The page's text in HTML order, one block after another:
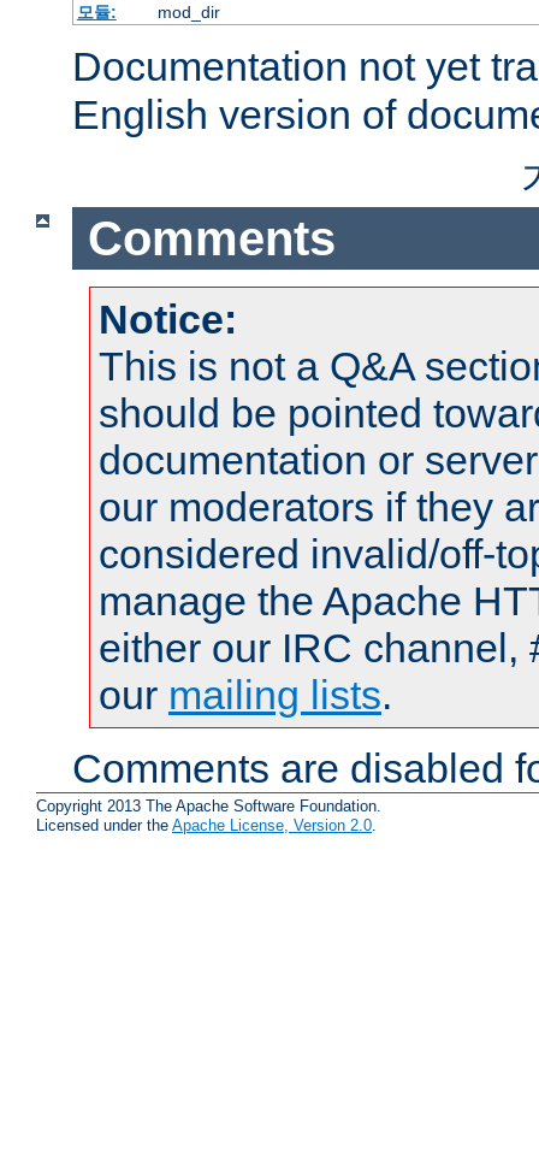
모듈:
mod_dir
Documentation not yet
English version of
Comments
Notice:
This is not a Q&A
should be pointed
documentation or
our moderators if they
considered invalid/off-
manage the Apache
either our IRC channel,
our mailing lists.
Comments are disabled
Copyright 2013 The Apache Software Foundation.
Licensed under the Apache License, Version 2.0